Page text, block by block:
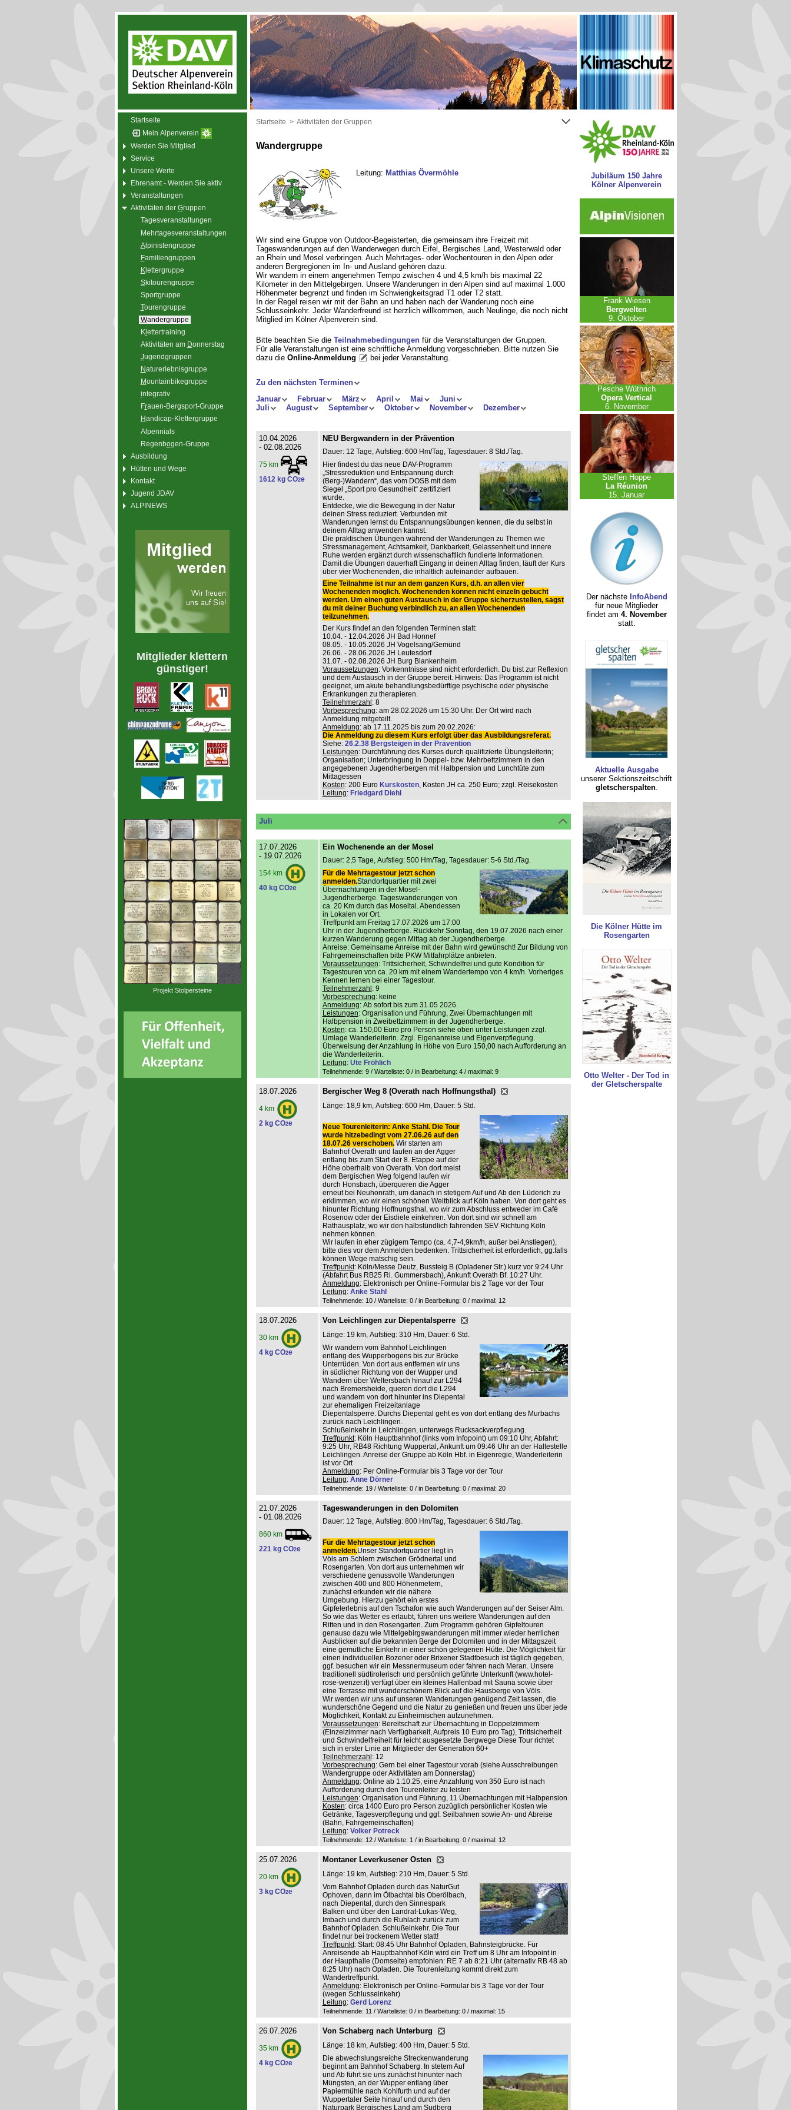
Startseite
Mein Alpenverein
Werden Sie Mitglied
Service
Unsere Werte
Ehrenamt - Werden Sie aktiv
Veranstaltungen
Aktivitäten der Gruppen
Tagesveranstaltungen
Mehrtagesveranstaltungen
Alpinistengruppe
Familiengruppen
Klettergruppe
Skitourengruppe
Sportgruppe
Tourengruppe
Wandergruppe
Kl ettertraining
Aktivitäten am Donnerstag
Jugendgruppen
Naturerlebnisgruppe
Mountainbikegruppe
integrativ
Frauen-Bergsport-Gruppe
Handicap-Klettergruppe
Alpennials
Regenbogen-Gruppe
Ausbildung
Hütten und Wege
Kontakt
Jugend JDAV
ALPINEWS
Mitglieder klettern
günstiger!
Projekt Stolpersteine
Startseite > Aktivitäten der Gruppen
Wandergruppe
Leitung: Matthias Övermöhle
Wir sind eine Gruppe von Outdoor-Begeisterten, die gemeinsam ihre Freizeit mit
Tageswanderungen auf den Wanderwegen durch Eifel, Bergisches Land, Westerwald oder
an Rhein und Mosel verbringen. Auch Mehrtages- oder Wochentouren in den Alpen oder
anderen Bergregionen im In- und Ausland gehören dazu.
Wir wandern in einem angenehmen Tempo zwischen 4 und 4,5 km/h bis maximal 22
Kilometer in den Mittelgebirgen. Unsere Wanderungen in den Alpen sind auf maximal 1.000
Höhenmeter begrenzt und finden im Schwierigkeitsgrad T1 oder T2 statt.
In der Regel reisen wir mit der Bahn an und haben nach der Wanderung noch eine
Schlusseinkehr. Jeder Wanderfreund ist herzlich willkommen, auch Neulinge, die noch nicht
Mitglied im Kölner Alpenverein sind.
Bitte beachten Sie die Teilnahmebedingungenfür die Veranstaltungen der Gruppen.
Für alle Veranstaltungen ist eine schriftliche Anmeldung vorgeschrieben. Bitte nutzen Sie
dazu die Online-Anmeldung bei jeder Veranstaltung.
Zu den nächsten Terminen
Januar
Februar März April Mai
Juni
Juli
August September Oktober November Dezember
10.04.2026
- 02.08.2026
75 km
1612 kg CO2e
NEU Bergwandern in der Prävention
Dauer: 12 Tage, Aufstieg: 600 Hm/Tag, Tagesdauer: 8 Std./Tag.
Hier findest du das neue DAV-Programm
„Stressreduktion und Entspannung durch
(Berg-)Wandern“, das vom DOSB mit dem
Siegel „Sport pro Gesundheit“ zertifiziert
wurde.
Entdecke, wie die Bewegung in der Natur
deinen Stress reduziert. Verbunden mit
Wanderungen lernst du Entspannungsübungen kennen, die du selbst in
deinem Alltag anwenden kannst.
Die praktischen Übungen während der Wanderungen zu Themen wie
Stressmanagement, Achtsamkeit, Dankbarkeit, Gelassenheit und innere
Ruhe werden ergänzt durch wissenschaftlich fundierte Informationen.
Damit die Übungen dauerhaft Eingang in deinen Alltag finden, läuft der Kurs
über vier Wochenenden, die inhaltlich aufeinander aufbauen.
Eine Teilnahme ist nur an dem ganzen Kurs, d.h. an allen vier
Wochenenden möglich. Wochenenden können nicht einzeln gebucht
werden. Um einen guten Austausch in der Gruppe sicherzustellen, sagst
du mit deiner Buchung verbindlich zu, an allen Wochenenden
teilzunehmen.
Der Kurs findet an den folgenden Terminen statt:
10.04. - 12.04.2026 JH Bad Honnef
08.05. - 10.05.2026 JH Vogelsang/Gemünd
26.06. - 28.06.2026 JH Leutesdorf
31.07. - 02.08.2026 JH Burg Blankenheim
Voraussetzungen: Vorkenntnisse sind nicht erforderlich. Du bist zur Reflexion
und dem Austausch in der Gruppe bereit. Hinweis: Das Programm ist nicht
geeignet, um akute behandlungsbedürftige psychische oder physische
Erkrankungen zu therapieren.
Teilnehmerzahl : 8
Vorbesprechung: am 28.02.2026 um 15:30 Uhr. Der Ort wird nach
Anmeldung mitgeteilt.
Anmeldung: ab 17.11.2025 bis zum 20.02.2026:
Die Anmeldung zu diesem Kurs erfolgt über das Ausbildungsreferat.
Siehe: 26.2.38 Bergsteigen in der Prävention
Leistungen: Durchführung des Kurses durch qualifizierte Übungsleiterin;
Organisation; Unterbringung in Doppel- bzw. Mehrbettzimmern in den
angegebenen Jugendherbergen mit Halbpension und Lunchtüte zum
Mittagessen
Kosten: 200 Euro Kurskosten, Kosten JH ca. 250 Euro; zzgl. Reisekosten
Leitung: Friedgard Diehl
Juli
17.07.2026
- 19.07.2026
154 km
40 kg CO2e
Ein Wochenende an der Mosel
Dauer: 2,5 Tage, Aufstieg: 500 Hm/Tag, Tagesdauer: 5-6 Std./Tag.
Für die Mehrtagestour jetzt schon
anmelden.Standortquartier mit zwei
Übernachtungen in der Mosel-
Jugendherberge. Tageswanderungen von
ca. 20 Km durch das Moseltal. Abendessen
in Lokalen vor Ort.
Treffpunkt am Freitag 17.07.2026 um 17:00
Uhr in der Jugendherberge. Rückkehr Sonntag, den 19.07.2026 nach einer
kurzen Wanderung gegen Mittag ab der Jugendherberge.
Anreise: Gemeinsame Anreise mit der Bahn wird gewünscht! Zur Bildung von
Fahrgemeinschaften bitte PKW Mitfahrplätze anbieten.
Voraussetzungen: Trittsicherheit, Schwindelfrei und gute Kondition für
Tagestouren von ca. 20 km mit einem Wandertempo von 4 km/h. Vorheriges
Kennen lernen bei einer Tagestour.
Teilnehmerzahl : 9
Vorbesprechung: keine
Anmeldung: Ab sofort bis zum 31.05 2026.
Leistungen: Organisation und Führung, Zwei Übernachtungen mit
Halbpension in Zweibettzimmern in der Jugendherberge.
Kosten: ca. 150,00 Euro pro Person siehe oben unter Leistungen zzgl.
Umlage Wanderleiterin. Zzgl. Eigenanreise und Eigenverpflegung.
Überweisung der Anzahlung in Höhe von Euro 150,00 nach Aufforderung an
die Wanderleiterin.
Leitung: Ute Fröhlich
Teilnehmende: 9 / Warteliste: 0 / in Bearbeitung: 4 / maximal: 9
18.07.2026
4 km
2 kg CO2e
Bergischer Weg 8 (Overath nach Hoffnungsthal)
Länge: 18,9 km, Aufstieg: 600 Hm, Dauer: 5 Std.
Neue Tourenleiterin: Anke Stahl. Die Tour
wurde hitzebedingt vom 27.06.26 auf den
18.07.26 verschoben.Wir starten am
Bahnhof Overath und laufen an der Agger
entlang bis zum Start der 8. Etappe auf der
Höhe oberhalb von Overath. Von dort meist
dem Bergischen Weg folgend laufen wir
durch Honsbach, überqueren die Agger
erneut bei Neuhonrath, um danach in stetigem Auf und Ab den Lüderich zu
erklimmen, wo wir einen schönen Weitblick auf Köln haben. Von dort geht es
hinunter Richtung Hoffnungsthal, wo wir zum Abschluss entweder im Café
Rosenow oder der Eisdiele einkehren. Von dort sind wir schnell am
Rathausplatz, wo wir den halbstündlich fahrenden SEV Richtung Köln
nehmen können.
Wir laufen in eher zügigem Tempo (ca. 4,7-4,9km/h, außer bei Anstiegen),
bitte dies vor dem Anmelden bedenken. Trittsicherheit ist erforderlich, gg.falls
können Wege matschig sein.
Treffpunkt: Köln/Messe Deutz, Bussteig B (Opladener Str.) kurz vor 9:24 Uhr
(Abfahrt Bus RB25 Ri. Gummersbach), Ankunft Overath Bf. 10:27 Uhr.
Anmeldung: Elektronisch per Online-Formular bis 2 Tage vor der Tour
Leitung: Anke Stahl
Teilnehmende: 10 / Warteliste: 0 / in Bearbeitung: 0 / maximal: 12
18.07.2026
30 km
4 kg CO2e
Von Leichlingen zur Diepentalsperre
Länge: 19 km, Aufstieg: 310 Hm, Dauer: 6 Std.
Wir wandern vom Bahnhof Leichlingen
entlang des Wupperbogens bis zur Brücke
Unterrüden. Von dort aus entfernen wir uns
in südlicher Richtung von der Wupper und
Wandern über Weltersbach hinauf zur L294
nach Bremersheide, queren dort die L294
und wandern von dort hinunter ins Diepental
zur ehemaligen Freizeitanlage
Diepentalsperre. Durchs Diepental geht es von dort entlang des Murbachs
zurück nach Leichlingen.
Schlußeinkehr in Leichlingen, unterwegs Rucksackverpflegung.
Treffpunkt: Köln Hauptbahnhof (links vom Infopoint) um 09:10 Uhr, Abfahrt:
9:25 Uhr, RB48 Richtung Wuppertal, Ankunft um 09:46 Uhr an der Haltestelle
Leichlingen. Anreise der Gruppe ab Köln Hbf. in Eigenregie, Wanderleiterin
ist vor Ort
Anmeldung: Per Online-Formular bis 3 Tage vor der Tour
Leitung: Anne Dörner
Teilnehmende: 19 / Warteliste: 0 / in Bearbeitung: 0 / maximal: 20
21.07.2026
- 01.08.2026
860 km
221 kg CO2e
Tageswanderungen in den Dolomiten
Dauer: 12 Tage, Aufstieg: 800 Hm/Tag, Tagesdauer: 6 Std./Tag.
Für die Mehrtagestour jetzt schon
anmelden.Unser Standortquartier liegt in
Völs am Schlern zwischen Grödnertal und
Rosengarten. Von dort aus unternehmen wir
verschiedene genussvolle Wanderungen
zwischen 400 und 800 Höhenmetern,
zunächst erkunden wir die nähere
Umgebung. Hierzu gehört ein erstes
Gipfelerlebnis auf den Tschafon wie auch Wanderungen auf der Seiser Alm.
So wie das Wetter es erlaubt, führen uns weitere Wanderungen auf den
Ritten und in den Rosengarten. Zum Programm gehören Gipfeltouren
genauso dazu wie Mittelgebirgswanderungen mit immer wieder herrlichen
Ausblicken auf die bekannten Berge der Dolomiten und in der Mittagszeit
eine gemütliche Einkehr in einer schön gelegenen Hütte. Die Möglichkeit für
einen individuellen Bozener oder Brixener Stadtbesuch ist täglich gegeben,
ggf. besuchen wir ein Messnermuseum oder fahren nach Meran. Unsere
traditionell südtirolerisch und persönlich geführte Unterkunft (www.hotel-
rose-wenzer.it) verfügt über ein kleines Hallenbad mit Sauna sowie über
eine Terrasse mit wunderschönem Blick auf die Hausberge von Völs.
Wir werden wir uns auf unseren Wanderungen genügend Zeit lassen, die
wunderschöne Gegend und die Natur zu genießen und freuen uns über jede
Möglichkeit, Kontakt zu Einheimischen aufzunehmen.
Voraussetzungen: Bereitschaft zur Übernachtung in Doppelzimmern
(Einzelzimmer nach Verfügbarkeit, Aufpreis 10 Euro pro Tag), Trittsicherheit
und Schwindelfreiheit für leicht ausgesetzte Bergwege Diese Tour richtet
sich in erster Linie an Mitglieder der Generation 60+
Teilnehmerzahl : 12
Vorbesprechung: Gern bei einer Tagestour vorab (siehe Ausschreibungen
Wandergruppe oder Aktivitäten am Donnerstag)
Anmeldung: Online ab 1.10.25, eine Anzahlung von 350 Euro ist nach
Aufforderung durch den Tourenleiter zu leisten
Leistungen: Organisation und Führung, 11 Übernachtungen mit Halbpension
Kosten: circa 1400 Euro pro Person zuzüglich persönlicher Kosten wie
Getränke, Tagesverpflegung und ggf. Seilbahnen sowie An- und Abreise
(Bahn, Fahrgemeinschaften)
Leitung: Volker Potreck
Teilnehmende: 12 / Warteliste: 1 / in Bearbeitung: 0 / maximal: 12
25.07.2026
20 km
3 kg CO2e
Montaner Leverkusener Osten
Länge: 19 km, Aufstieg: 210 Hm, Dauer: 5 Std.
Vom Bahnhof Opladen durch das NaturGut
Ophoven, dann im Ölbachtal bis Oberölbach,
nach Diepental, durch den Sinnespark
Balken und über den Landrat-Lukas-Weg,
Imbach und durch die Ruhlach zurück zum
Bahnhof Opladen. Schlußeinkehr. Die Tour
findet nur bei trockenem Wetter statt!
Treffpunkt: Start: 08:45 Uhr Bahnhof Opladen, Bahnsteigbrücke. Für
Anreisende ab Hauptbahnhof Köln wird ein Treff um 8 Uhr am Infopoint in
der Haupthalle (Domseite) empfohlen: RE 7 ab 8:21 Uhr (alternativ RB 48 ab
8:25 Uhr) nach Opladen. Die Tourenleitung kommt direkt zum
Wandertreffpunkt.
Anmeldung: Elektronisch per Online-Formular bis 3 Tage vor der Tour
(wegen Schlusseinkehr)
Leitung: Gerd Lorenz
Teilnehmende: 11 / Warteliste: 0 / in Bearbeitung: 0 / maximal: 15
26.07.2026
35 km
4 kg CO2e
Von Schaberg nach Unterburg
Länge: 18 km, Aufstieg: 400 Hm, Dauer: 5 Std.
Die abwechslungsreiche Streckenwanderung
beginnt am Bahnhof Schaberg. In stetem Auf
und Ab führt sie uns zunächst hinunter nach
Müngsten, an der Wupper entlang über
Papiermühle nach Kohlfurth und auf der
Wuppertaler Seite hinauf und durch den
Naturpark Bergisches Land am Sudberg
Jubiläum 150 Jahre
Kölner Alpenverein
Frank Wiesen
Bergwelten
9. Oktober
Pesche Wüthrich
Opera Vertical
6. November
Steffen Hoppe
La Réunion
15. Januar
Der nächste InfoAbend
für neue Mitglieder
findet am 4. November
statt.
Aktuelle Ausgabe
unserer Sektionszeitschrift
gletscherspalten.
Die Kölner Hütte im
Rosengarten
Otto Welter - Der Tod in
der Gletscherspalte